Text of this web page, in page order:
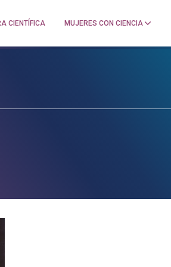
CIENTÍFICA MUJERES CON CIENCIA